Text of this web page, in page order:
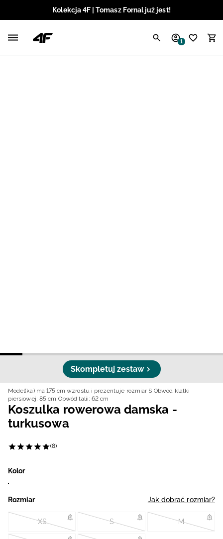
Kolekcja 4F | Tomasz Fornal już jest!
1
Skompletuj zestaw
Model(ka) ma 175 cm wzrostu i prezentuje rozmiar S Obwód klatki
piersiowej: 85 cm Obwód talii: 62 cm
Koszulka rowerowa damska -
turkusowa
(8)
Kolor
Rozmiar Jak dobrać rozmiar?
XS S M